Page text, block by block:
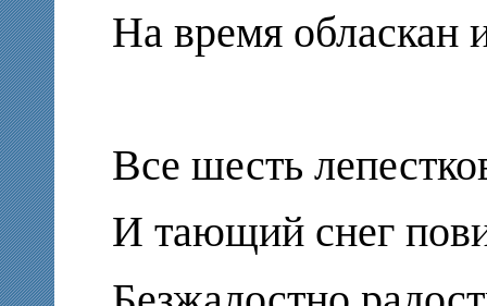
На время обласкан
Все шесть
И тающий снег